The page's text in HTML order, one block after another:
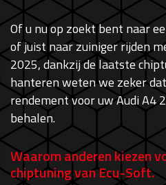
Of u nu op zoekt bent naar
of juist naar zuiniger rijden
2025, dankzij de laatste
hanteren weten we zeker
rendement voor uw Audi A4
behalen.
Waarom anderen kiezen
chiptuning van Ecu-Soft.